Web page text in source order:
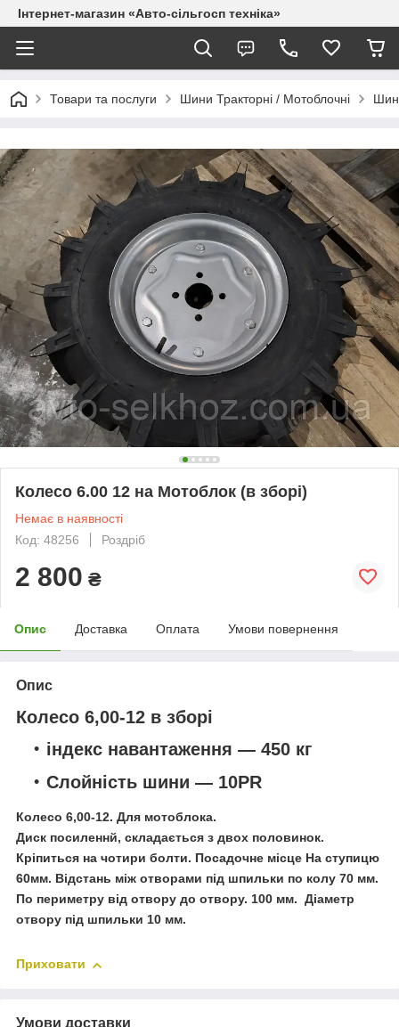
Інтернет-магазин «Авто-сільгосп техніка»
Товари та послуги Шини Тракторні / Мотоблочні
Колесо 6.00 12 на Мотоблок (в зборі)
Немає в наявності
Код: 48256
Роздріб
2 800 ₴
Опис Доставка Оплата Умови повернення
Опис
Колесо 6,00-12 в зборі
індекс навантаження — 450 кг
Слойність шини — 10PR
Колесо 6,00-12. Для мотоблока.
Диск посиленнй, складається з двох половинок.
Кріпиться на чотири болти. Посадочне місце На ступицю
60мм. Відстань між отворами під шпильки по колу 70 мм.
По периметру від отвору до отвору. 100 мм. Діаметр
отвору під шпильки 10 мм.
Приховати
Умови доставки